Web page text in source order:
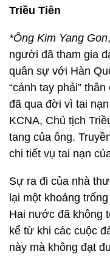
Triều Tiên
*Ông Kim Yang Gon
người đã tham gia
quân sự với Hàn
“cánh tay phải”
đã qua đời vì tai
KCNA, Chủ tịch
tang của ông.
chi tiết vụ tai nạn
Sự ra đi của nhà
lại một khoảng
Hai nước đã không
kể từ khi các cuộc
này mà không đạt